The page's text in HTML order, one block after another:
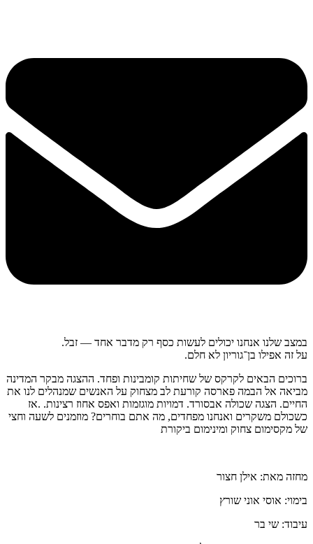
במצב שלנו אנחנו יכולים לעשות כסף רק מדבר אחד — זבל.
על זה אפילו בן־גוריון לא חלם.
ברוכים הבאים לקרקס של שחיתות קומבינות ופחד. ההצגה מבקר המדינה
מביאה אל הבמה פארסה קורעת לב מצחוק על האנשים שמנהלים לנו את
החיים. הצגה שכולה אבסורד. דמויות מוגזמות ואפס אחוז רצינות. .אז
כשכולם משקרים ואנחנו מפחדים, מה אתם בוחרים? מוזמנים לשעה וחצי
של מקסימום צחוק ומינימום ביקורת
מחזה מאת: אילן חצור
בימוי: אוסי אוני שורץ
עיבוד: שי בר